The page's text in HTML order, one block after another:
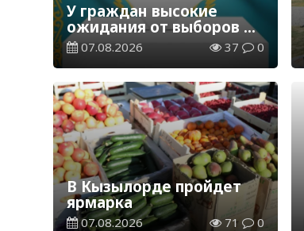
У граждан высокие
ожидания от выборов в
Курултай – опрос
общественного мнения
07.08.2026 37 0
В Кызылорде пройдет
ярмарка
07.08.2026 71 0